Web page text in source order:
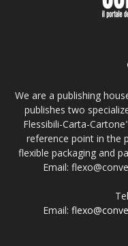
We are a publishing
publishes two
Flessibili-Carta-
reference point in the
flexible packaging and
Email:
Email: